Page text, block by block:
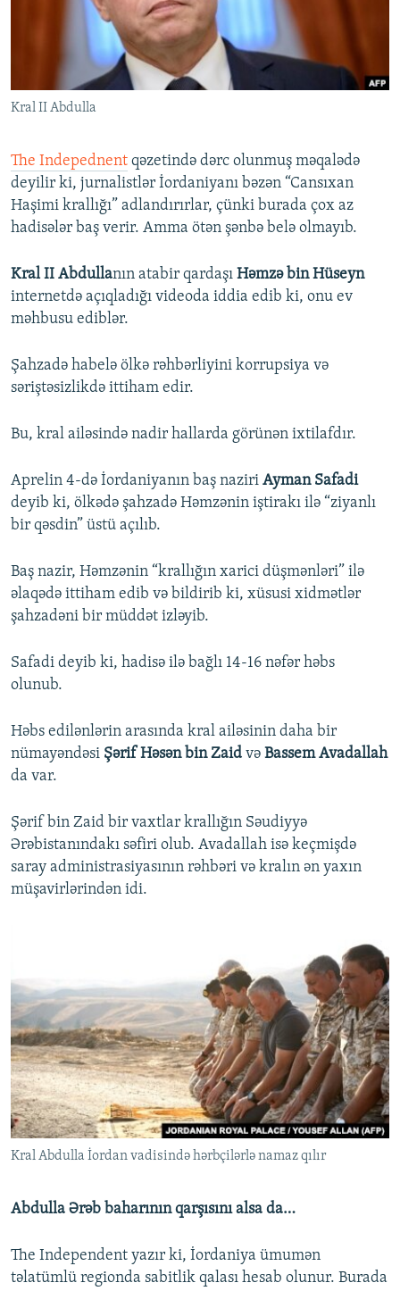
İNFOQRAFIKA
KARIKATURA
AZƏRBAYCAN ƏDƏBIYYATI KITABXANASI
İSLAM VƏ DEMOKRATIYA
İZ - MƏDƏNIYYƏT PROQRAMI
PEŞƏ ETIKASI VƏ JURNALISTIKA STANDARTLARIMIZ
MATERIALLARIMIZDAN ISTIFADƏ
AZADLIQRADIOSU MOBIL TELEFONUNUZDA
XƏBƏR BÜLLETENLƏRIMIZ
RFE/RL-in bütün saytları
Kral II Abdulla
The Indepednent qəzetində dərc olunmuş məqalədə
deyilir ki, jurnalistlər İordaniyanı bəzən “Cansıxan
Haşimi krallığı” adlandırırlar, çünki burada çox az
hadisələr baş verir. Amma ötən şənbə belə olmayıb.
Kral II Abdullanın atabir qardaşı Həmzə bin Hüseyn
internetdə açıqladığı videoda iddia edib ki, onu ev
məhbusu ediblər.
Şahzadə habelə ölkə rəhbərliyini korrupsiya və
səriştəsizlikdə ittiham edir.
Bu, kral ailəsində nadir hallarda görünən ixtilafdır.
Aprelin 4-də İordaniyanın baş naziri Ayman Safadi
deyib ki, ölkədə şahzadə Həmzənin iştirakı ilə “ziyanlı
bir qəsdin” üstü açılıb.
Baş nazir, Həmzənin “krallığın xarici düşmənləri” ilə
əlaqədə ittiham edib və bildirib ki, xüsusi xidmətlər
şahzadəni bir müddət izləyib.
Safadi deyib ki, hadisə ilə bağlı 14-16 nəfər həbs
olunub.
Həbs edilənlərin arasında kral ailəsinin daha bir
nümayəndəsi Şərif Həsən bin Zaid və Bassem Avadallah
da var.
Şərif bin Zaid bir vaxtlar krallığın Səudiyyə
Ərəbistanındakı səfiri olub. Avadallah isə keçmişdə
saray administrasiyasının rəhbəri və kralın ən yaxın
müşavirlərindən idi.
Kral Abdulla İordan vadisində hərbçilərlə namaz qılır
Abdulla Ərəb baharının qarşısını alsa da…
The Independent yazır ki, İordaniya ümumən
təlatümlü regionda sabitlik qalası hesab olunur. Burada